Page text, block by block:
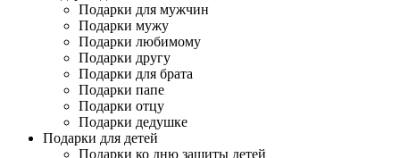
Подарки для мужчин
Подарки мужу
Подарки любимому
Подарки другу
Подарки для брата
Подарки папе
Подарки отцу
Подарки дедушке
Подарки для детей
Подарки ко дню защиты детей